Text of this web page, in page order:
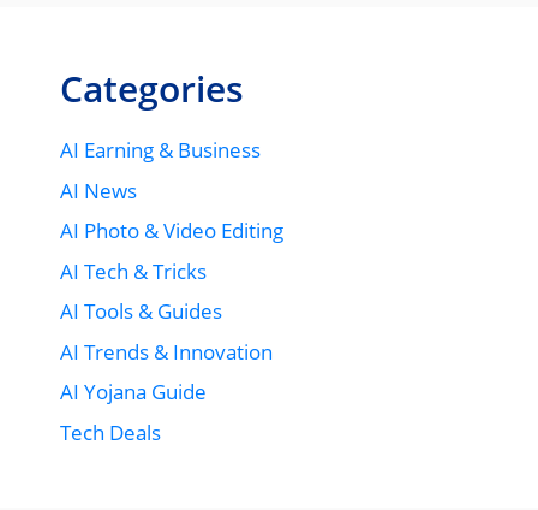
Categories
AI Earning & Business
AI News
AI Photo & Video Editing
AI Tech & Tricks
AI Tools & Guides
AI Trends & Innovation
AI Yojana Guide
Tech Deals